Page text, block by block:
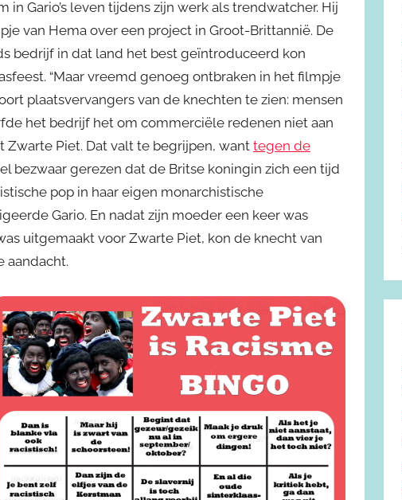
Gario’s leven tijdens zijn werk als trendwatcher. Hij
van Hema over een project in Groot-Brittannië. De
bedrijf in dat land het best geïntroduceerd kon
“Maar vreemd genoeg ontbraken in het filmpje
plaatsvervangers van de knechten te zien: mensen
het bedrijf het om commerciële redenen niet aan
Piet. Dat valt te begrijpen, want tegen de
bezwaar gerezen dat de Britse koningin zich een tijd
pop in haar eigen monarchistische
Gario. En nadat zijn moeder een keer was
uitgemaakt voor Zwarte Piet, kon de knecht van
aandacht.